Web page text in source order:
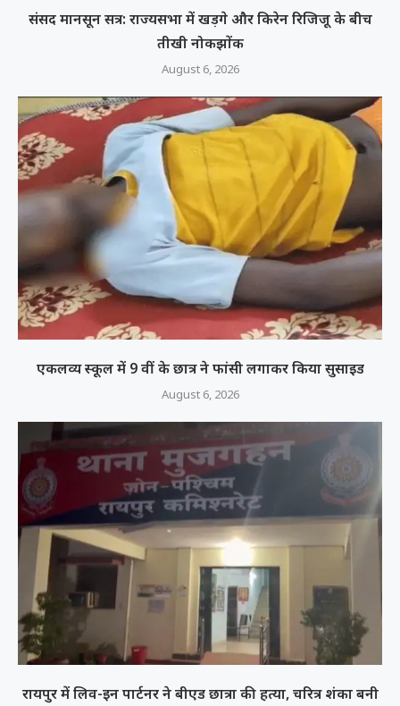
संसद मानसून सत्र: राज्यसभा में खड़गे और किरेन रिजिजू के बीच
तीखी नोकझोंक
August 6, 2026
एकलव्य स्कूल में 9 वीं के छात्र ने फांसी लगाकर किया सुसाइड
August 6, 2026
रायपुर में लिव-इन पार्टनर ने बीएड छात्रा की हत्या, चरित्र शंका बनी